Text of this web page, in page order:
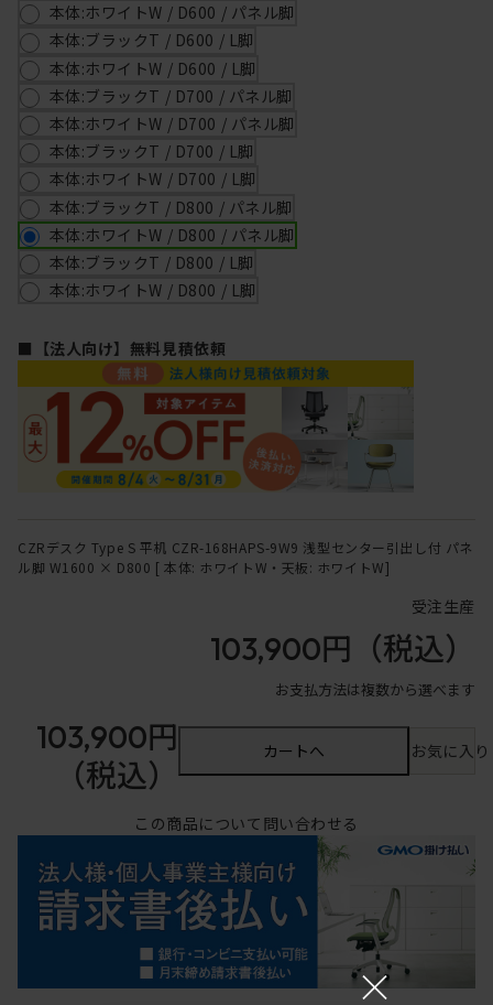
本体:ホワイトW / D600 / パネル脚
本体:ブラックT / D600 / L脚
本体:ホワイトW / D600 / L脚
本体:ブラックT / D700 / パネル脚
本体:ホワイトW / D700 / パネル脚
本体:ブラックT / D700 / L脚
本体:ホワイトW / D700 / L脚
本体:ブラックT / D800 / パネル脚
本体:ホワイトW / D800 / パネル脚
本体:ブラックT / D800 / L脚
本体:ホワイトW / D800 / L脚
■【法人向け】無料見積依頼
CZRデスク Type S 平机 CZR-168HAPS-9W9 浅型センター引出し付 パネ
ル脚 W1600 × D800 [ 本体: ホワイトW・天板: ホワイトW]
受注生産
103,900円 （税込）
お支払方法は複数から選べます
103,900円
（税込）
カートへ お気に入
この商品について問い合わせる
×